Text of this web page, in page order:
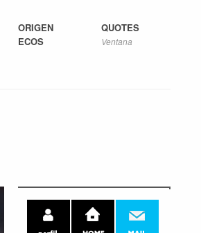
ORIGEN
ECOS
QUOTES
Ventana